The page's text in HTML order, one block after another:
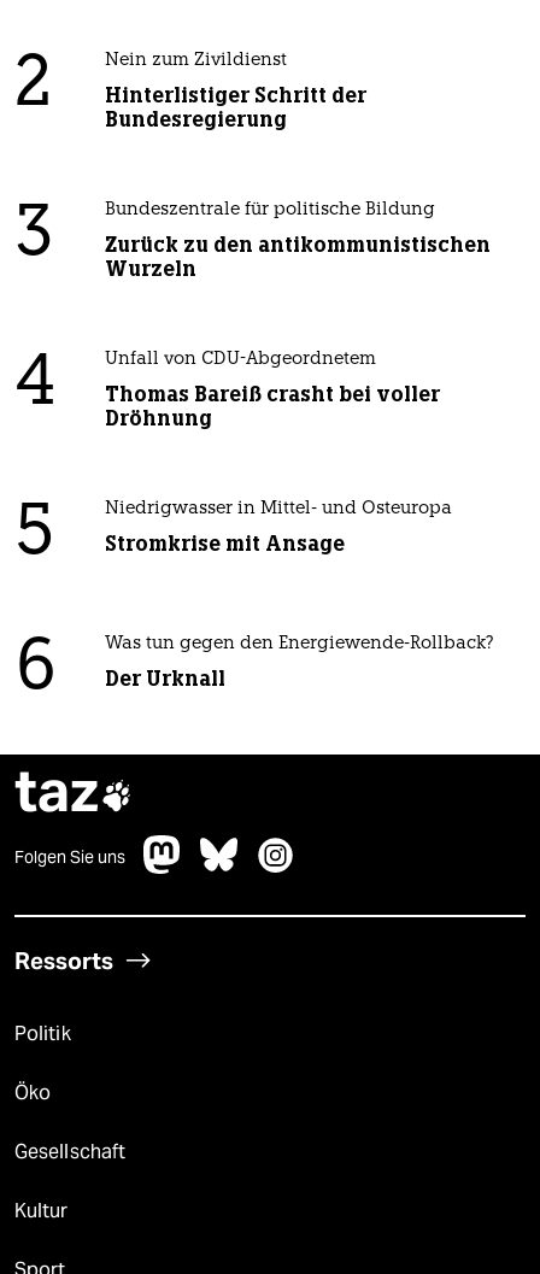
2 Nein zum Zivildienst
Hinterlistiger Schritt der
Bundesregierung
3 Bundeszentrale für politische Bildung
Zurück zu den antikommunistischen
Wurzeln
4 Unfall von CDU-Abgeordnetem
Thomas Bareiß crasht bei voller
Dröhnung
5 Niedrigwasser in Mittel- und Osteuropa
Stromkrise mit Ansage
6 Was tun gegen den Energiewende-Rollback?
Der Urknall
taz
Folgen Sie uns
Ressorts
Politik
Öko
Gesellschaft
Kultur